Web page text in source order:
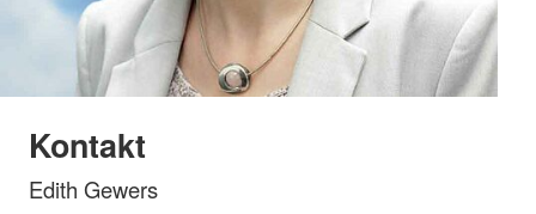
Kontakt
Edith Gewers